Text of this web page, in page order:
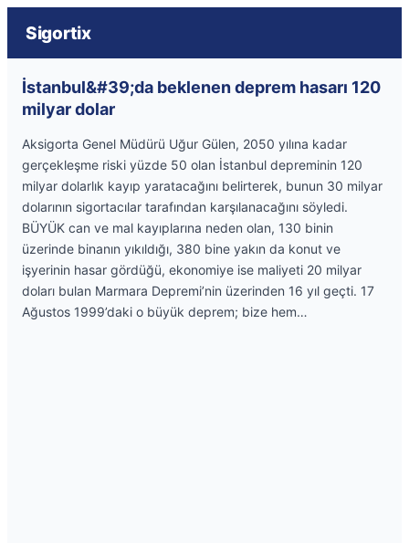
Sigortix
İstanbul&#39;da beklenen deprem hasarı 120
milyar dolar
Aksigorta Genel Müdürü Uğur Gülen, 2050 yılına kadar
gerçekleşme riski yüzde 50 olan İstanbul depreminin 120
milyar dolarlık kayıp yaratacağını belirterek, bunun 30 milyar
dolarının sigortacılar tarafından karşılanacağını söyledi.
BÜYÜK can ve mal kayıplarına neden olan, 130 binin
üzerinde binanın yıkıldığı, 380 bine yakın da konut ve
işyerinin hasar gördüğü, ekonomiye ise maliyeti 20 milyar
doları bulan Marmara Depremi’nin üzerinden 16 yıl geçti. 17
Ağustos 1999’daki o büyük deprem; bize hem…